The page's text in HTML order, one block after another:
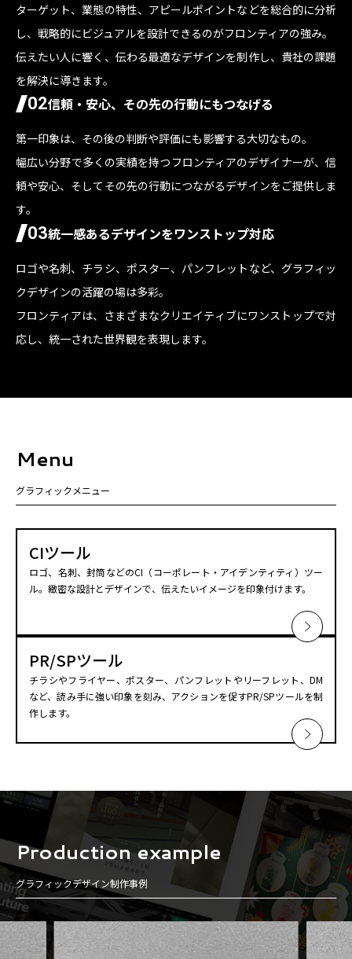
ターゲット、業態の特性、アピールポイントなどを総合的に分析
し、戦略的にビジュアルを設計できるのがフロンティアの強み。
伝えたい人に響く、伝わる最適なデザインを制作し、貴社の課題
を解決に導きます。
02信頼・安心、その先の行動にもつなげる
第一印象は、その後の判断や評価にも影響する大切なもの。
幅広い分野で多くの実績を持つフロンティアのデザイナーが、信
頼や安心、そしてその先の行動につながるデザインをご提供しま
す。
03統一感あるデザインをワンストップ対応
ロゴや名刺、チラシ、ポスター、パンフレットなど、グラフィッ
クデザインの活躍の場は多彩。
フロンティアは、さまざまなクリエイティブにワンストップで対
応し、統一された世界観を表現します。
Menu
グラフィックメニュー
CIツール
ロゴ、名刺、封筒などのCI（コーポレート・アイデンティティ）ツー
ル。緻密な設計とデザインで、伝えたいイメージを印象付けます。
PR/SPツール
チラシやフライヤー、ポスター、パンフレットやリーフレット、DM
など、読み手に強い印象を刻み、アクションを促すPR/SPツールを制
作します。
Production example
グラフィックデザイン制作事例